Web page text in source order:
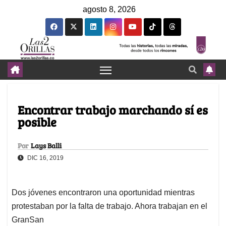
agosto 8, 2026
Encontrar trabajo marchando sí es
posible
Por Lays Balli
DIC 16, 2019
Dos jóvenes encontraron una oportunidad mientras
protestaban por la falta de trabajo. Ahora trabajan en el
GranSan